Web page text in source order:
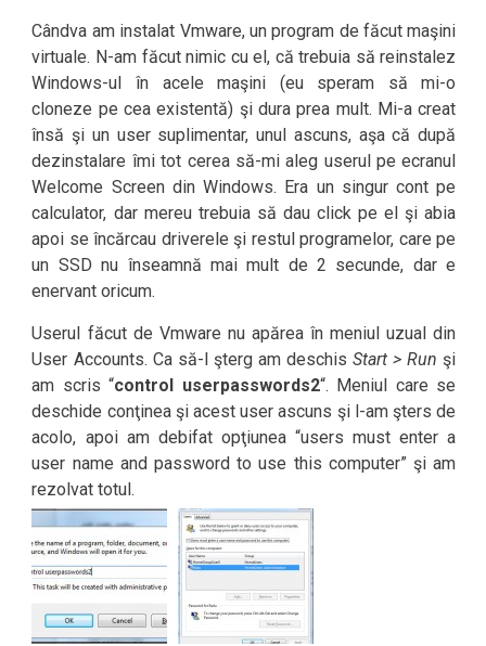
Cândva am instalat Vmware, un program de făcut maşini
virtuale. N-am făcut nimic cu el, că trebuia să reinstalez
Windows-ul în acele maşini (eu speram să mi-o
cloneze pe cea existentă) şi dura prea mult. Mi-a creat
însă şi un user suplimentar, unul ascuns, aşa că după
dezinstalare îmi tot cerea să-mi aleg userul pe ecranul
Welcome Screen din Windows. Era un singur cont pe
calculator, dar mereu trebuia să dau click pe el şi abia
apoi se încărcau driverele şi restul programelor, care pe
un SSD nu înseamnă mai mult de 2 secunde, dar e
enervant oricum.
Userul făcut de Vmware nu apărea în meniul uzual din
User Accounts. Ca să-l şterg am deschis Start > Run şi
am scris “control userpasswords2“. Meniul care se
deschide conţinea şi acest user ascuns şi l-am şters de
acolo, apoi am debifat opţiunea “users must enter a
user name and password to use this computer” şi am
rezolvat totul.